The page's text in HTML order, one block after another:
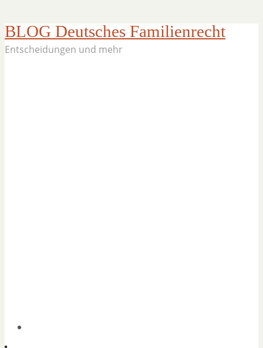
BLOG Deutsches Familienrecht
Entscheidungen und mehr